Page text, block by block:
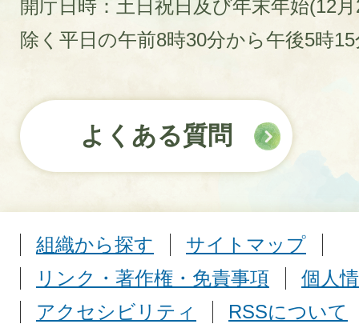
開庁日時：土日祝日及び年末年始(12
除く平日の午前8時30分から午後5時
よくある質問
組織から探す
サイトマップ
リンク・著作権・免責事項
個人
アクセシビリティ
RSSについて